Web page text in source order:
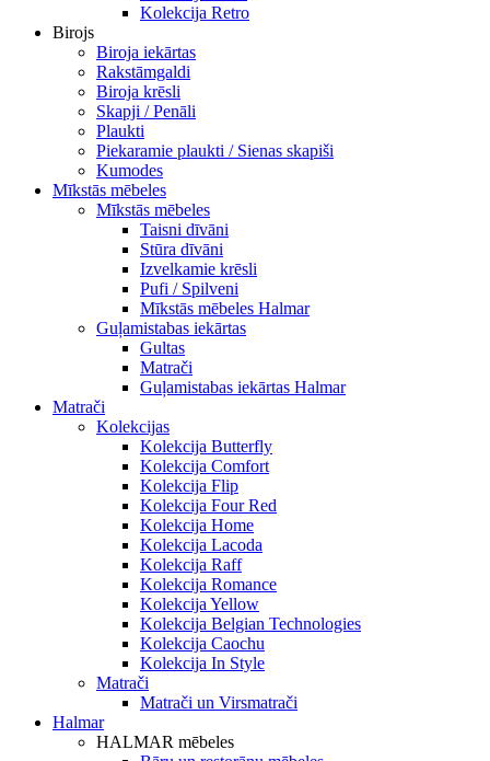
Kolekcija Retro
Birojs
Biroja iekārtas
Rakstāmgaldi
Biroja krēsli
Skapji / Penāli
Plaukti
Piekaramie plaukti / Sienas skapiši
Kumodes
Mīkstās mēbeles
Mīkstās mēbeles
Taisni dīvāni
Stūra dīvāni
Izvelkamie krēsli
Pufi / Spilveni
Mīkstās mēbeles Halmar
Guļamistabas iekārtas
Gultas
Matrači
Guļamistabas iekārtas Halmar
Matrači
Kolekcijas
Kolekcija Butterfly
Kolekcija Comfort
Kolekcija Flip
Kolekcija Four Red
Kolekcija Home
Kolekcija Lacoda
Kolekcija Raff
Kolekcija Romance
Kolekcija Yellow
Kolekcija Belgian Technologies
Kolekcija Caochu
Kolekcija In Style
Matrači
Matrači un Virsmatrači
Halmar
HALMAR mēbeles